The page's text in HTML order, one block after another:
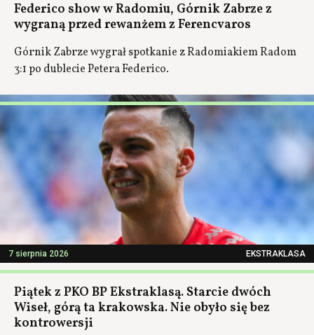
Federico show w Radomiu, Górnik Zabrze z
wygraną przed rewanżem z Ferencvaros
Górnik Zabrze wygrał spotkanie z Radomiakiem Radom
3:1 po dublecie Petera Federico.
7 sierpnia 2026 EKSTRAKLASA
Piątek z PKO BP Ekstraklasą. Starcie dwóch
Wiseł, górą ta krakowska. Nie obyło się bez
kontrowersji